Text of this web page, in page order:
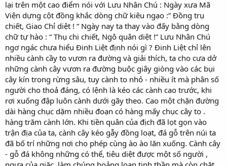
lại trên một cao điểm nói với Lưu Nhân Chú : Ngày xưa Mã
Viện dựng cột đồng khắc dòng chữ kiêu ngạo :” Đồng trụ
chiết, Giao Chỉ diệt ! “ Ngày nay ta thay vào đấy bằng dòng
chữ tự hào : “ Thụ chi chiết, Ngô quân diệt !” Lưu Nhân Chú
ngơ ngác chưa hiểu Đinh Liệt định nói gì ? Đinh Liệt chỉ lên
nhiều cành cầy to vươn ra đường và giải thích, ta cho cưa dở
những cành cây vươn ra đường buộc giây giòng vào các bụi
cây kín trong rừng sâu, tuy cành to nhỏ - nhiều ít mà phân số
người cho thoả đáng, có lệnh là kéo các cành cao trước, khi
rơi xuống đập luôn cành dưới gãy theo. Cao một chặn đường
dài hàng chục dặm nhiều đoạn có hàng mấy chục cây to .
hàng trăm cành lớn. Khi tiền quân của địch đã lọt gọn vào
trận địa của ta, cành cây kéo gẫy đồng loạt, đá gỗ trên núi ta
đã bố trí những nơi cho phép cùng ào ào lăn xuống. Cành cây
- gỗ đá không những có thể, tiêu diệt được một số người ,